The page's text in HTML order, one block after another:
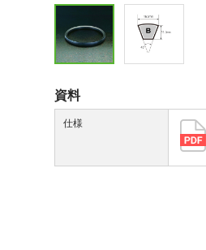
資料
仕様